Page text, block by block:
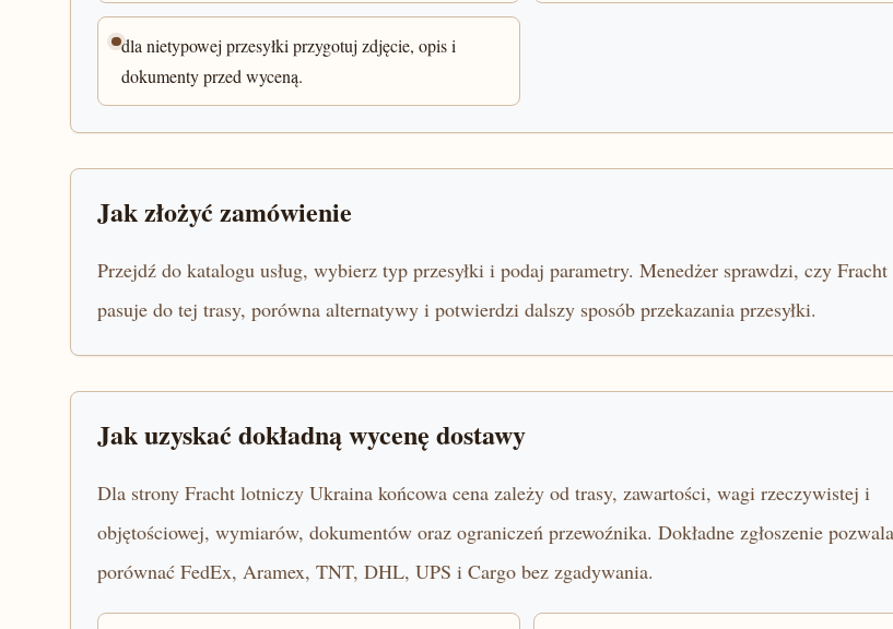
dla nietypowej przesyłki przygotuj zdjęcie, opis i
dokumenty przed wyceną.
Jak złożyć zamówienie
Przejdź do katalogu usług, wybierz typ przesyłki i podaj parametry. Menedżer sprawdzi, czy
pasuje do tej trasy, porówna alternatywy i potwierdzi dalszy sposób przekazania przesyłki.
Jak uzyskać dokładną wycenę dostawy
Dla strony Fracht lotniczy Ukraina końcowa cena zależy od trasy, zawartości, wagi rzeczywistej i
objętościowej, wymiarów, dokumentów oraz ograniczeń przewoźnika. Dokładne zgłoszenie pozwala
porównać FedEx, Aramex, TNT, DHL, UPS i Cargo bez zgadywania.